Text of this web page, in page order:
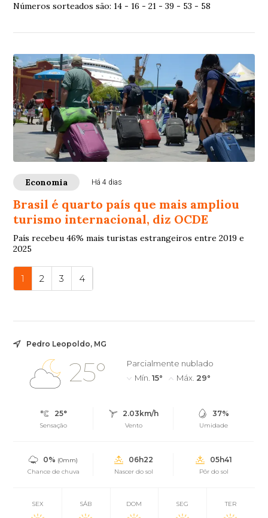
Números sorteados são: 14 - 16 - 21 - 39 - 53 - 58
Economia Há 4 dias
Brasil é quarto país que mais ampliou
turismo internacional, diz OCDE
País recebeu 46% mais turistas estrangeiros entre 2019 e
2025
1 2 3 4
Pedro Leopoldo, MG
25°
Parcialmente nublado
Mín. 15° Máx. 29°
25°
Sensação
2.03km/h
Vento
37%
Umidade
0% (0mm)
Chance de chuva
06h22
Nascer do sol
05h41
Pôr do sol
SEX SÁB DOM SEG TER